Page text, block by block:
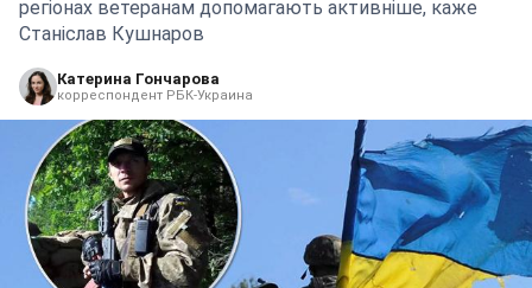
регіонах ветеранам допомагають активніше, каже
Станіслав Кушнаров
Катерина Гончарова
корреспондент РБК-Украина